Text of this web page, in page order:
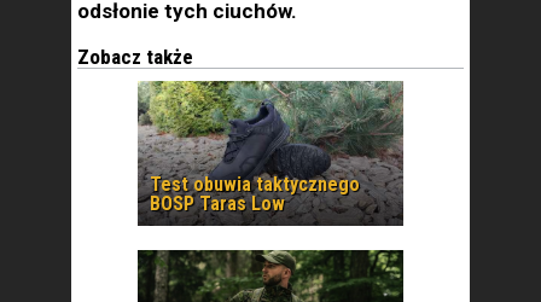
odsłonie tych ciuchów.
Zobacz także
Test obuwia taktycznego
BOSP Taras Low